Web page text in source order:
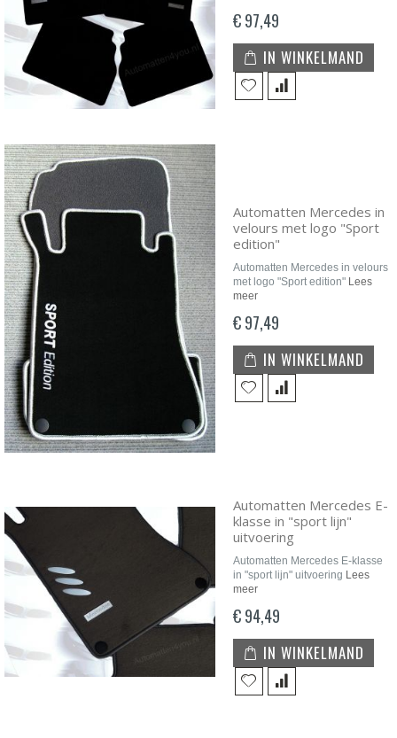
€ 97,49
IN WINKELMAND
Automatten Mercedes in
velours met logo "Sport
edition"
Automatten Mercedes in velours
met logo "Sport edition" Lees
meer
€ 97,49
IN WINKELMAND
Automatten Mercedes E-
klasse in "sport lijn"
uitvoering
Automatten Mercedes E-klasse
in "sport lijn" uitvoering Lees
meer
€ 94,49
IN WINKELMAND